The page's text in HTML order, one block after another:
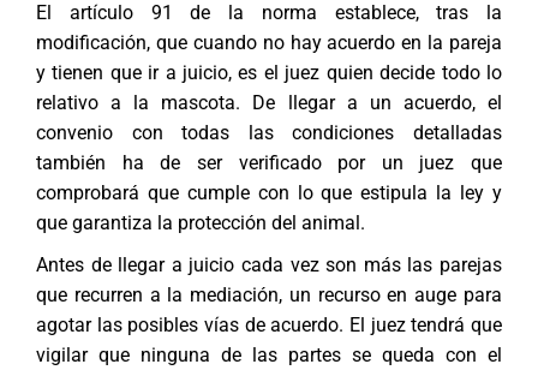
El artículo 91 de la norma establece, tras la
modificación, que cuando no hay acuerdo en la pareja
y tienen que ir a juicio, es el juez quien decide todo lo
relativo a la mascota. De llegar a un acuerdo, el
convenio con todas las condiciones detalladas
también ha de ser verificado por un juez que
comprobará que cumple con lo que estipula la ley y
que garantiza la protección del animal.
Antes de llegar a juicio cada vez son más las parejas
que recurren a la mediación, un recurso en auge para
agotar las posibles vías de acuerdo. El juez tendrá que
vigilar que ninguna de las partes se queda con el